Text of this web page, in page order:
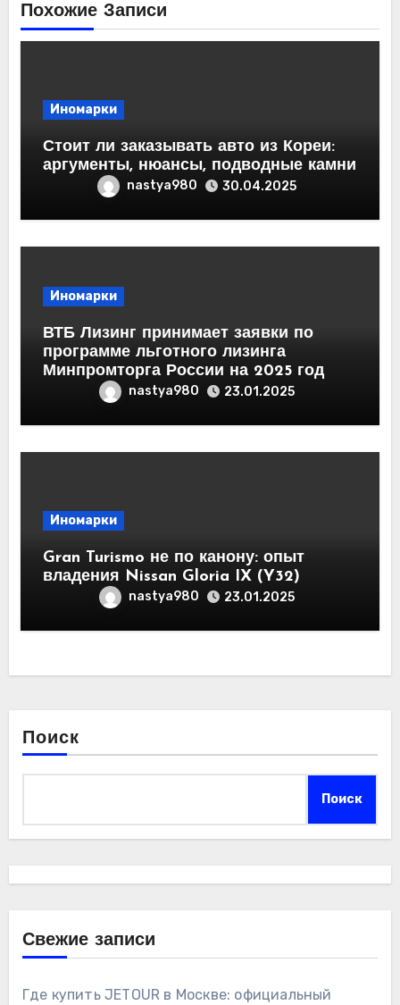
Похожие Записи
Иномарки
Стоит ли заказывать авто из Кореи:
аргументы, нюансы, подводные камни
nastya980 30.04.2025
Иномарки
ВТБ Лизинг принимает заявки по
программе льготного лизинга
Минпромторга России на 2025 год
nastya980 23.01.2025
Иномарки
Gran Turismo не по канону: опыт
владения Nissan Gloria IX (Y32)
nastya980 23.01.2025
Поиск
Поиск
Свежие записи
Где купить JETOUR в Москве: официальный